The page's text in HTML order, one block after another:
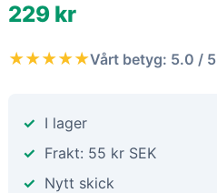
229 kr
★★★★★Vårt betyg: 5.0 / 5
I lager
Frakt: 55 kr SEK
Nytt skick